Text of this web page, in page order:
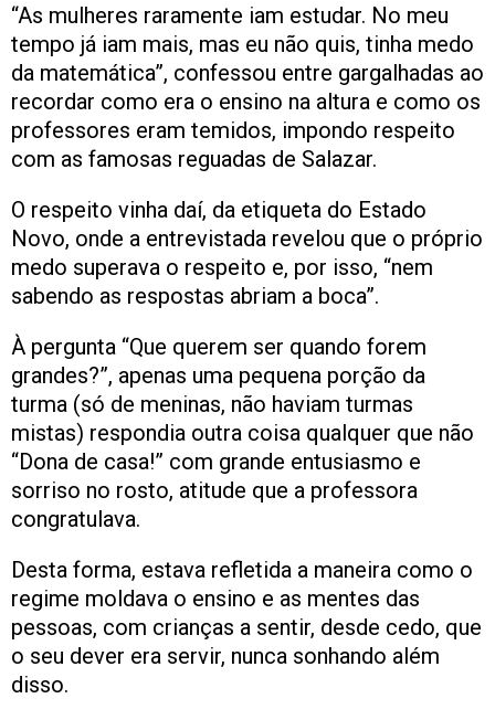
“As mulheres raramente iam estudar. No meu
tempo já iam mais, mas eu não quis, tinha medo
da matemática”, confessou entre gargalhadas ao
recordar como era o ensino na altura e como os
professores eram temidos, impondo respeito
com as famosas reguadas de Salazar.
O respeito vinha daí, da etiqueta do Estado
Novo, onde a entrevistada revelou que o próprio
medo superava o respeito e, por isso, “nem
sabendo as respostas abriam a boca”.
À pergunta “Que querem ser quando forem
grandes?”, apenas uma pequena porção da
turma (só de meninas, não haviam turmas
mistas) respondia outra coisa qualquer que não
“Dona de casa!” com grande entusiasmo e
sorriso no rosto, atitude que a professora
congratulava.
Desta forma, estava refletida a maneira como o
regime moldava o ensino e as mentes das
pessoas, com crianças a sentir, desde cedo, que
o seu dever era servir, nunca sonhando além
disso.